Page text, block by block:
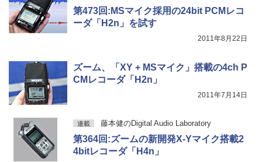
第473回:MSマイク採用の24bit PCMレコ
ーダ「H2n」を試す
2011年8月22日
ズーム、「XY + MSマイク」搭載の4ch P
CMレコーダ「H2n」
2011年7月14日
連載 藤本健のDigital Audio Laboratory
第364回:ズームの新開発X-Yマイク搭載2
4bitレコーダ「H4n」